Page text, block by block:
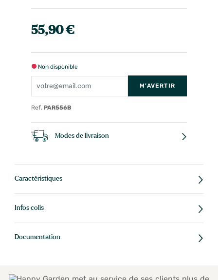
55,90 €
Non disponible
M'AVERTIR
Ref. PAR556B
Modes de livraison
Caractéristiques
Infos colis
Documentation